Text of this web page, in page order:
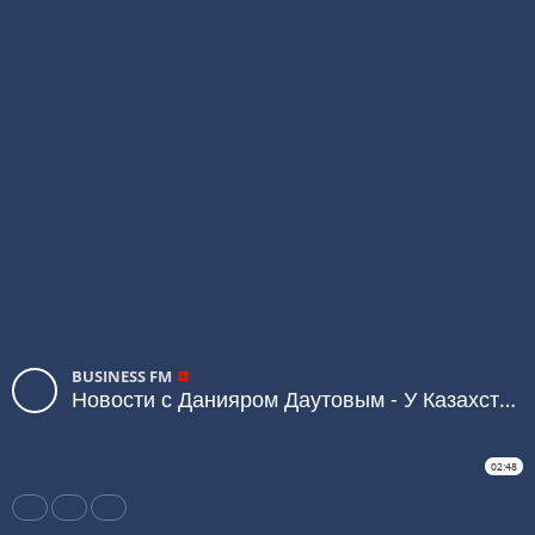
BUSINESS FM
Новости с Данияром Даутовым - У Казахстана и Китая 55 совместных проектов
02:48
Share